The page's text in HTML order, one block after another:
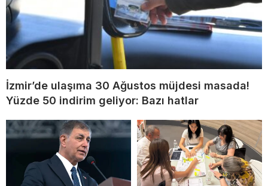
İzmir’de ulaşıma 30 Ağustos müjdesi masada!
Yüzde 50 indirim geliyor: Bazı hatlar